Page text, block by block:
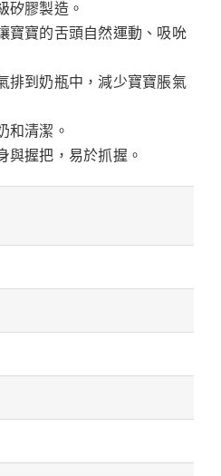
矽膠製造。
寶寶的舌頭自然運動、吸吮
排到奶瓶中，減少寶寶脹氣
和清潔。
與握把，易於抓握。